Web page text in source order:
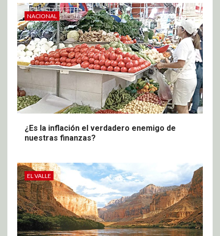
NACIONAL
¿Es la inflación el verdadero enemigo de
nuestras finanzas?
EL VALLE